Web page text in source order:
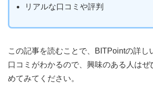
リアルな口コミや評判
この記事を読むことで、BITPointの詳し
口コミがわかるので、興味のある人はぜ
めてみてください。